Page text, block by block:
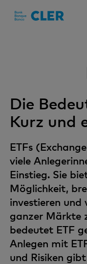
Die
Kurz und
ETFs
viele
Einstieg. Sie
Möglichkeit,
investieren
ganzer Märkte
bedeutet ETF
Anlegen mit
und Risiken gibt